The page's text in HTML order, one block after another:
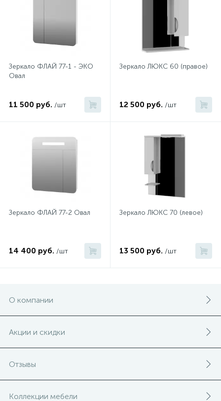
Зеркало ФЛАЙ 77-1 - ЭКО
Овал
11 500 руб. /шт
Зеркало ЛЮКС 60 (правое)
12 500 руб. /шт
Зеркало ФЛАЙ 77-2 Овал
14 400 руб. /шт
Зеркало ЛЮКС 70 (левое)
13 500 руб. /шт
О компании
Акции и скидки
Отзывы
Коллекции мебели